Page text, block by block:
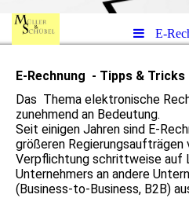
E-
E-Rechnung - Tipps &
Das Thema elektronische
zunehmend an Bedeutung.
Seit einigen Jahren sind E-
größeren
Verpflichtung schrittweise auf
Unternehmers an andere
(Business-to-Business, B2B)